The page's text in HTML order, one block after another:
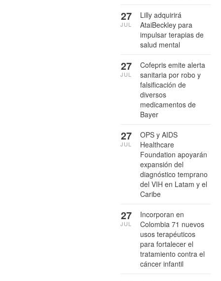
Lilly adquirirá
AtaiBeckley para
impulsar terapias de
salud mental
27
JUL
Cofepris emite alerta
sanitaria por robo y
falsificación de
diversos
medicamentos de
Bayer
27
JUL
OPS y AIDS
Healthcare
Foundation apoyarán
expansión del
diagnóstico temprano
del VIH en Latam y el
Caribe
27
JUL
Incorporan en
Colombia 71 nuevos
usos terapéuticos
para fortalecer el
tratamiento contra el
cáncer infantil
27
JUL